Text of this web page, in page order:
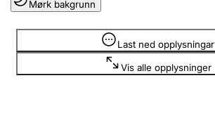
Lag og foreining
Registrere, endre, slette
Mørk bakgrunn
Last ned opplysningar
Vis alle opplysninger
Opplysninger er skjult